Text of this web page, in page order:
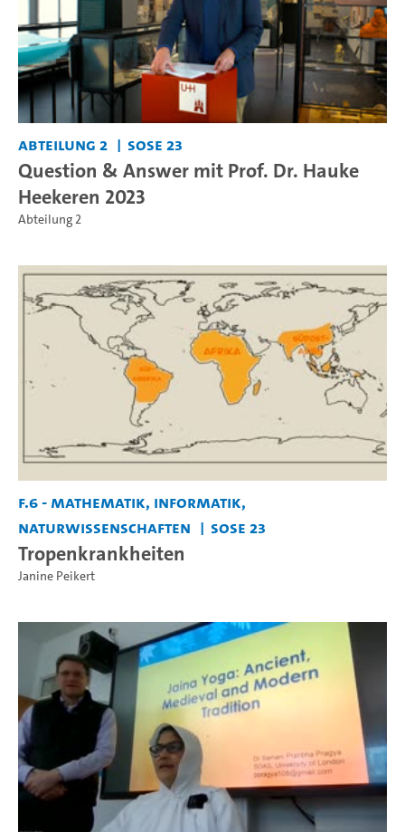
Abteilung 2 SoSe 23
Question & Answer mit Prof. Dr. Hauke
Heekeren 2023
Abteilung 2
F.6 - Mathematik, Informatik,
Naturwissenschaften
SoSe 23
Tropenkrankheiten
Janine Peikert